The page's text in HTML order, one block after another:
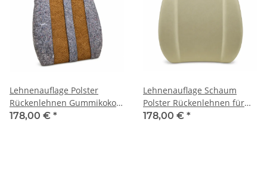
Lehnenauflage Polster
Rückenlehnen Gummikokos
für Porsche 356-C (BT6 -C)
178,00 € *
Lehnenauflage Schaum
Polster Rückenlehnen für
Porsche 356-A (AT2-BT5)
178,00 € *